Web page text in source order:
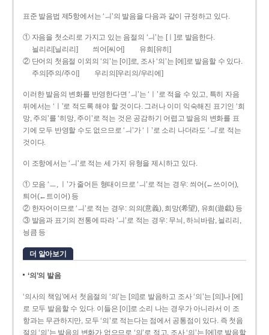
표준 발음법 제5항에서는 ‘ㅢ’의 발음을 다음과 같이 규정하고 있다.
① 자음을 첫소리로 가지고 있는 음절의 ‘ㅢ’는 [ㅣ]로 발음한다.
늴리리[닐리리]
씌어[씨어]
유희[유히]
② 단어의 첫음절 이외의 ‘의’는 [이]로, 조사 ‘의’는 [에]로 발음할 수 있다.
주의[주의/주이]
우리의[우리의/우리에]
이러한 발음의 변화를 반영한다면 ‘ㅢ’는 ‘ㅣ’로 적을 수 있고, 특히 자음
뒤에서는 ‘ㅣ’로 적도록 해야 할 것이다. 그러나 이미 익숙해진 표기인 ‘희
망, 주의’를 ‘히망, 주이’로 적는 것은 공감하기 어렵고 발음의 변화를 표
기에 모두 반영할 수도 없으므로 ‘ㅢ’가 ‘ㅣ’로 소리 나더라도 ‘ㅢ’로 적는
것이다.
이 조항에서는 ‘ㅢ’로 적는 세 가지 유형을 제시하고 있다.
① 모음 ‘ㅡ, ㅣ’가 줄어든 형태이므로 ‘ㅢ’로 적는 경우: 씌어(←쓰이어),
틔어(←트이어) 등
② 한자어이므로 ‘ㅢ’로 적는 경우: 의의(意義), 희망(希望), 유희(遊戱) 등
③ 발음과 표기의 전통에 따라 ‘ㅢ’로 적는 경우: 무늬, 하늬바람, 늴리리,
닁큼 등
더 알아보기
‘의’의 발음
‘의사의 책임’에서 첫음절의 ‘의’는 [의]로 발음하고 조사 ‘의’는 [의]나 [에]
로 모두 발음할 수 있다. 이들은 [이]로 소리 나는 경우가 아니라서 이 조
항과는 무관하지만, 모두 ‘의’로 적는다는 점에서 공통점이 있다. 즉 첫음
절의 ‘의’는 발음의 변화가 없으므로 ‘의’로 적고, 조사 ‘의’는 [에]로 발음할